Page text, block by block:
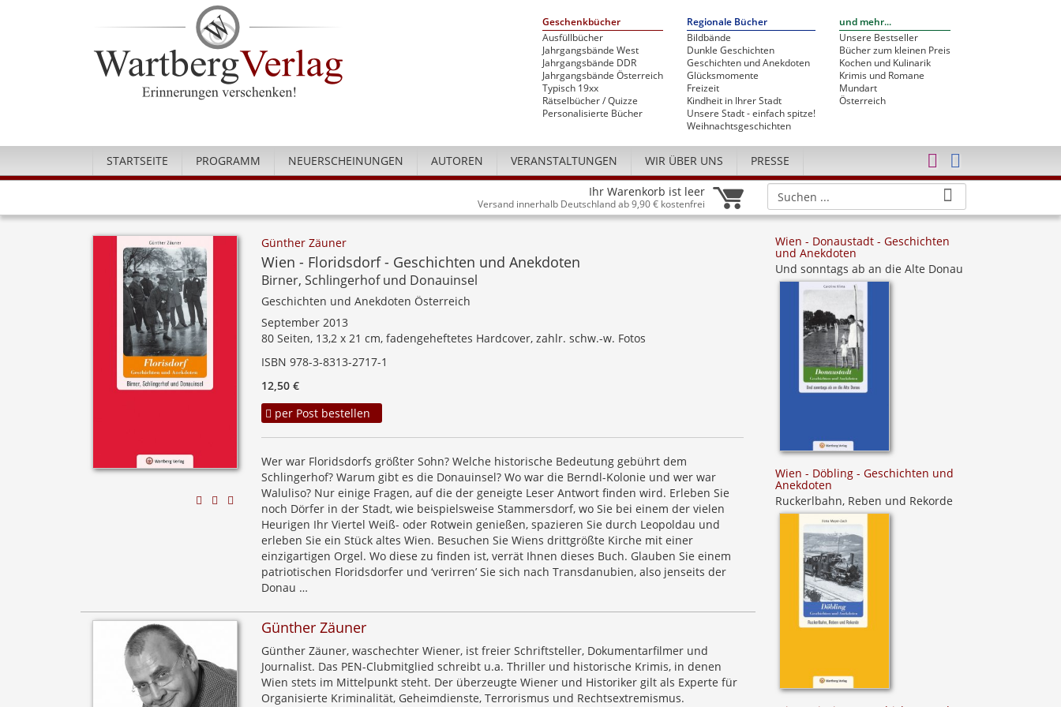
Geschenkbücher
Ausfüllbücher
Jahrgangsbände West
Jahrgangsbände DDR
Jahrgangsbände Österreich
Typisch 19xx
Rätselbücher / Quizze
Personalisierte Bücher
Regionale Bücher
Bildbände
Dunkle Geschichten
Geschichten und Anekdoten
Glücksmomente
Freizeit
Kindheit in Ihrer Stadt
Unsere Stadt - einfach spitze!
Weihnachtsgeschichten
und mehr...
Unsere Bestseller
Bücher zum kleinen Preis
Kochen und Kulinarik
Krimis und Romane
Mundart
Österreich
STARTSEITE PROGRAMM NEUERSCHEINUNGEN AUTOREN VERANSTALTUNGEN WIR ÜBER UNS PRESSE
Ihr Warenkorb ist leer
Versand innerhalb Deutschland ab 9,90 € kostenfrei
Günther Zäuner
Wien - Floridsdorf - Geschichten und Anekdoten
Birner, Schlingerhof und Donauinsel
Geschichten und Anekdoten Österreich
September 2013
80 Seiten, 13,2 x 21 cm, fadengeheftetes Hardcover, zahlr. schw.-w. Fotos
ISBN 978-3-8313-2717-1
12,50 €
per Post bestellen
Wer war Floridsdorfs größter Sohn? Welche historische Bedeutung gebührt dem
Schlingerhof? Warum gibt es die Donauinsel? Wo war die Berndl-Kolonie und wer war
Waluliso? Nur einige Fragen, auf die der geneigte Leser Antwort finden wird. Erleben Sie
noch Dörfer in der Stadt, wie beispielsweise Stammersdorf, wo Sie bei einem der vielen
Heurigen Ihr Viertel Weiß- oder Rotwein genießen, spazieren Sie durch Leopoldau und
erleben Sie ein Stück altes Wien. Besuchen Sie Wiens drittgrößte Kirche mit einer
einzigartigen Orgel. Wo diese zu finden ist, verrät Ihnen dieses Buch. Glauben Sie einem
patriotischen Floridsdorfer und ‘verirren’ Sie sich nach Transdanubien, also jenseits der
Donau …
Günther Zäuner
Günther Zäuner, waschechter Wiener, ist freier Schriftsteller, Dokumentarfilmer und
Journalist. Das PEN-Clubmitglied schreibt u.a. Thriller und historische Krimis, in denen
Wien stets im Mittelpunkt steht. Der überzeugte Wiener und Historiker gilt als Experte für
Organisierte Kriminalität, Geheimdienste, Terrorismus und Rechtsextremismus.
Wien - Donaustadt - Geschichten
und Anekdoten
Und sonntags ab an die Alte Donau
Wien - Döbling - Geschichten und
Anekdoten
Ruckerlbahn, Reben und Rekorde